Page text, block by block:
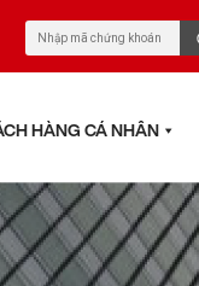
HÀNG CÁ NHÂN